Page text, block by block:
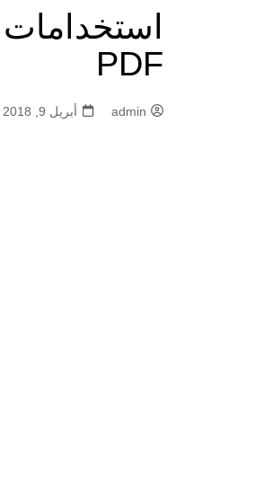
PDF
admin أبريل 9, 2018